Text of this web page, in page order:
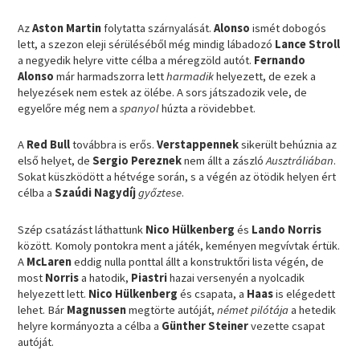
AzAston Martinfolytatta szárnyalását.Alonsoismét dobogós
lett, a szezon eleji sérüléséből még mindig lábadozó Lance Stroll
a negyedik helyre vitte célba a méregzöld autót. Fernando
Alonso már harmadszorra lettharmadikhelyezett, de ezek a
helyezések nem estek az ölébe. A sors játszadozik vele, de
egyelőre még nem aspanyolhúzta a rövidebbet.
A Red Bulltovábbra is erős.Verstappenneksikerült behúznia az
első helyet, deSergio Perezneknem állt a zászlóAusztráliában.
Sokat küszködött a hétvége során, s a végén az ötödik helyen ért
célba aSzaúdi Nagydíjgyőztese.
Szép csatázást láthattunk Nico Hülkenberg és Lando Norris
között. Komoly pontokra ment a játék, keményen megvívtak értük.
A McLareneddig nulla ponttal állt a konstruktőri lista végén, de
most Norrisa hatodik, Piastrihazai versenyén a nyolcadik
helyezett lett. Nico Hülkenberg és csapata, a Haasis elégedett
lehet. Bár Magnussenmegtörte autóját,német pilótájaa hetedik
helyre kormányozta a célba a Günther Steinervezette csapat
autóját.